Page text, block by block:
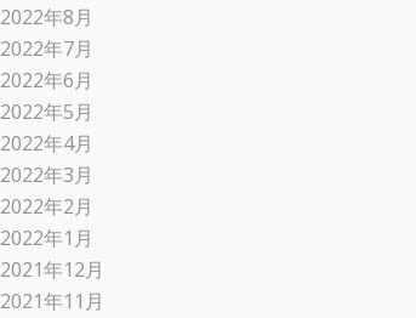
2022年8月
2022年7月
2022年6月
2022年5月
2022年4月
2022年3月
2022年2月
2022年1月
2021年12月
2021年11月